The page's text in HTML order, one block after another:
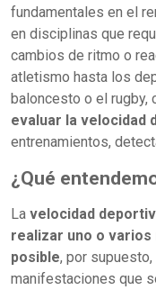
fundamentales en el
en disciplinas que
cambios de ritmo o
atletismo hasta los
baloncesto o el rugby,
evaluar la velocidad
entrenamientos,
¿Qué
La velocidad
realizar uno o
posible, por
manifestaciones que